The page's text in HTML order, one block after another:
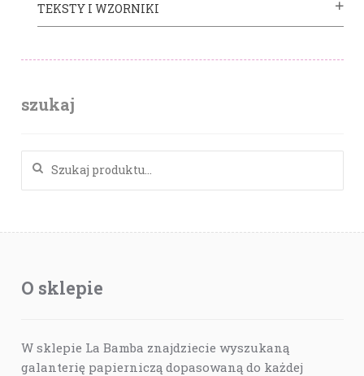
TEKSTY I WZORNIKI
szukaj
O sklepie
W sklepie La Bamba znajdziecie wyszukaną
galanterię papierniczą dopasowaną do każdej